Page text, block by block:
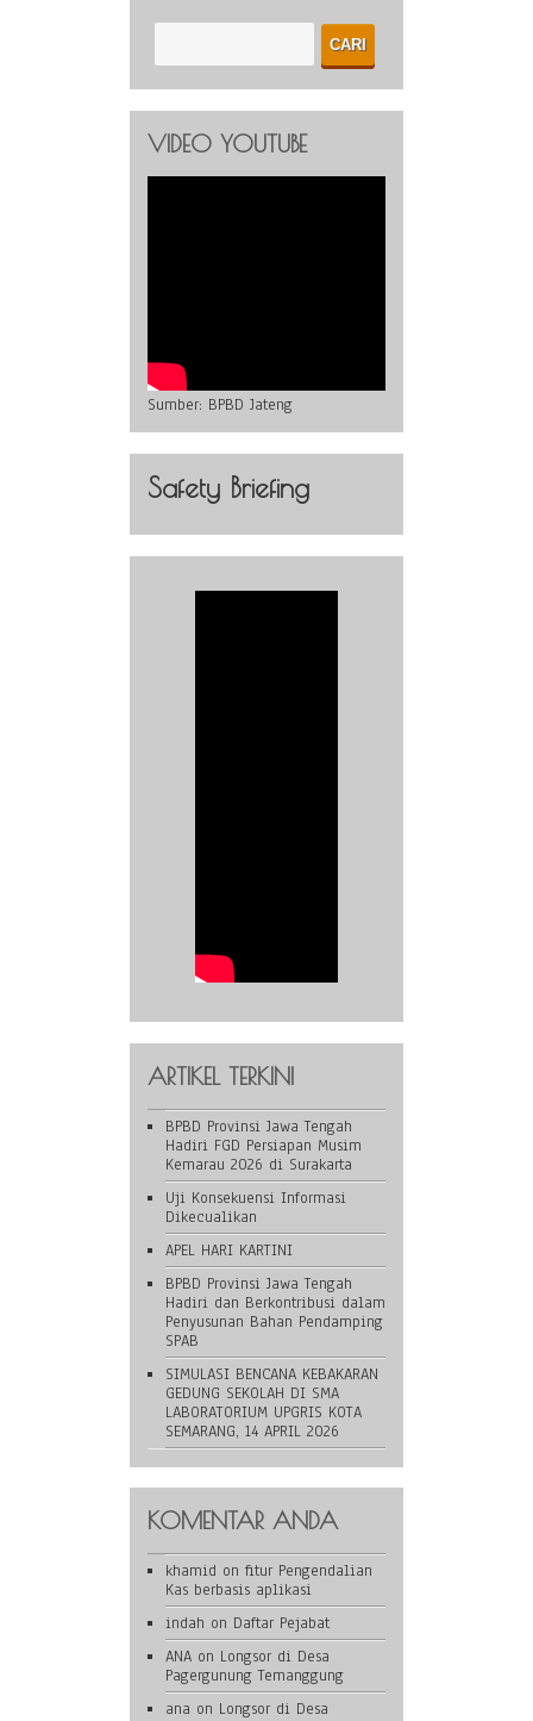
VIDEO YOUTUBE
Sumber: BPBD Jateng
Safety Briefing
ARTIKEL TERKINI
BPBD Provinsi Jawa Tengah
Hadiri FGD Persiapan Musim
Kemarau 2026 di Surakarta
Uji Konsekuensi Informasi
Dikecualikan
APEL HARI KARTINI
BPBD Provinsi Jawa Tengah
Hadiri dan Berkontribusi dalam
Penyusunan Bahan Pendamping
SPAB
SIMULASI BENCANA KEBAKARAN
GEDUNG SEKOLAH DI SMA
LABORATORIUM UPGRIS KOTA
SEMARANG, 14 APRIL 2026
KOMENTAR ANDA
khamid on fitur Pengendalian
Kas berbasis aplikasi
indah on Daftar Pejabat
ANA on Longsor di Desa
Pagergunung Temanggung
ana on Longsor di Desa